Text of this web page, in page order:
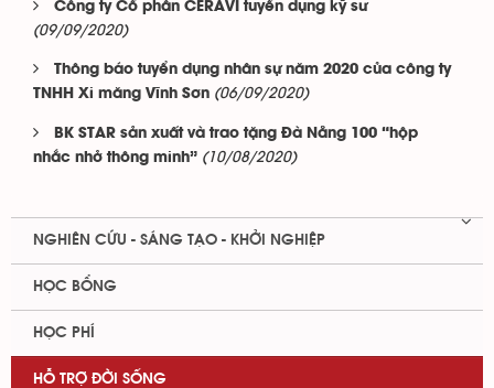
Công ty Cổ phần CERAVI tuyển dụng kỹ sư
(09/09/2020)
Thông báo tuyển dụng nhân sự năm 2020 của công ty
TNHH Xi măng Vĩnh Sơn (06/09/2020)
BK STAR sản xuất và trao tặng Đà Nẵng 100 “hộp
nhắc nhở thông minh” (10/08/2020)
NGHIÊN CỨU - SÁNG TẠO - KHỞI NGHIỆP
HỌC BỔNG
HỌC PHÍ
HỖ TRỢ ĐỜI SỐNG